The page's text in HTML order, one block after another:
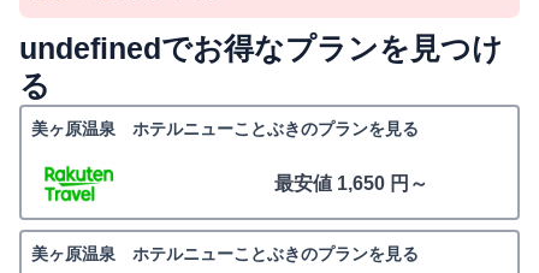
undefinedでお得なプランを見つけ
る
美ヶ原温泉 ホテルニューことぶきのプランを見る
最安値 1,650 円～
美ヶ原温泉 ホテルニューことぶきのプランを見る